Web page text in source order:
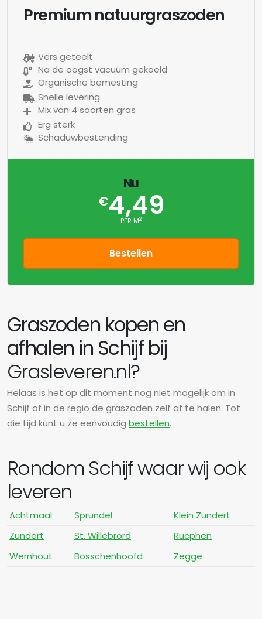
Premium natuurgraszoden
Vers geteelt
Na de oogst vacuüm gekoeld
Organische bemesting
Snelle levering
Mix van 4 soorten gras
Erg sterk
Schaduwbestending
Nu
€4,49
PER M2
Bestellen
Graszoden kopen en
afhalen in Schijf bij
Grasleveren.nl?
Helaas is het op dit moment nog niet mogelijk om in
Schijf of in de regio de graszoden zelf af te halen. Tot
die tijd kunt u ze eenvoudig bestellen.
Rondom Schijf waar wij ook
leveren
Achtmaal Sprundel
Klein Zundert
Zundert
St. Willebrord
Rucphen
Wernhout
Bosschenhoofd Zegge